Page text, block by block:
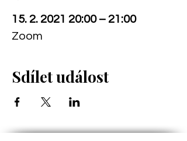
15. 2. 2021 20:00 – 21:00
Zoom
Sdílet událost